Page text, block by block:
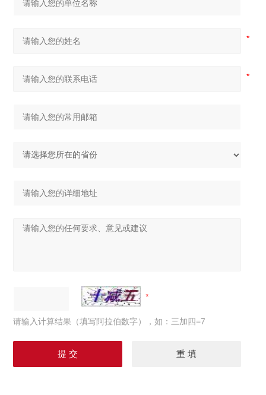
请输入计算结果（填写阿拉伯数字），如：三加四=7